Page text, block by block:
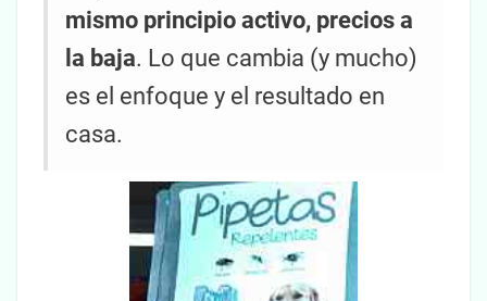
mismo principio activo, precios a
la baja. Lo que cambia (y mucho)
es el enfoque y el resultado en
casa.